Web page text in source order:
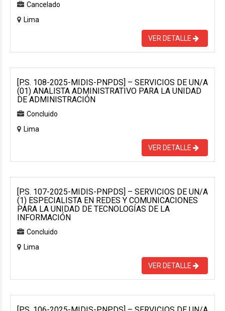
Cancelado
Lima
VER DETALLE
[P.S. 108-2025-MIDIS-PNPDS] – SERVICIOS DE UN/A
(01) ANALISTA ADMINISTRATIVO PARA LA UNIDAD
DE ADMINISTRACIÓN
Concluido
Lima
VER DETALLE
[P.S. 107-2025-MIDIS-PNPDS] – SERVICIOS DE UN/A
(1) ESPECIALISTA EN REDES Y COMUNICACIONES
PARA LA UNIDAD DE TECNOLOGÍAS DE LA
INFORMACIÓN
Concluido
Lima
VER DETALLE